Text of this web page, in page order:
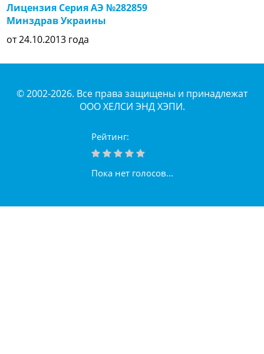
Лицензия Серия АЭ №282859
Минздрав Украины
от 24.10.2013 года
© 2002-2026. Все права защищены и принадлежат
ООО ХЕЛСИ ЭНД ХЭПИ.
Рейтинг:
Пока нет голосов...